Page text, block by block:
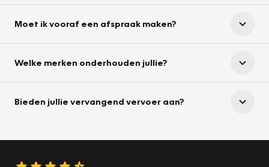
Moet ik vooraf een afspraak maken?
Welke merken onderhouden jullie?
Bieden jullie vervangend vervoer aan?